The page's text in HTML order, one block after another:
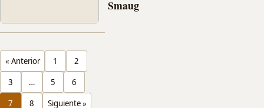
que
Smaug
« Anterior 1
2
3
… 5
6
7
8 Siguiente »